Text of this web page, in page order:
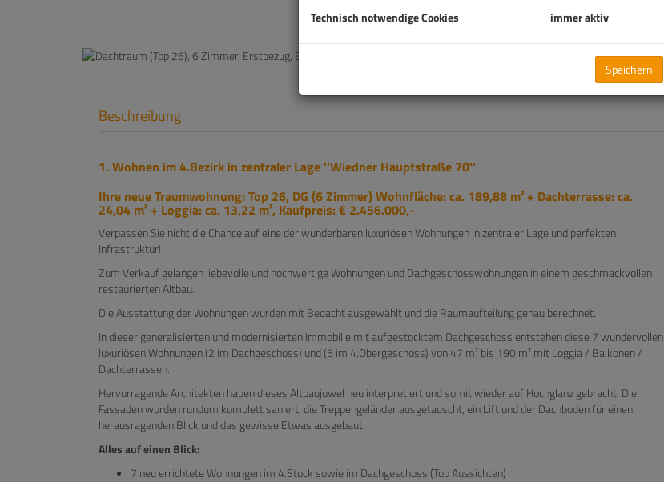
Beschreibung
1. Wohnen im 4.Bezirk in zentraler Lage ''Wiedner Hauptstraße 70''
Ihre neue Traumwohnung: Top 26, DG (6 Zimmer) Wohnfläche: ca. 189,88 m² + Dachterrasse: ca.
24,04 m² + Loggia: ca. 13,22 m², Kaufpreis: € 2.456.000,-
Verpassen Sie nicht die Chance auf eine der wunderbaren luxuriösen Wohnungen in zentraler Lage und perfekten
Infrastruktur!
Zum Verkauf gelangen liebevolle und hochwertige Wohnungen und Dachgeschosswohnungen in einem geschmackvollen
restaurierten Altbau.
Die Ausstattung der Wohnungen wurden mit Bedacht ausgewählt und die Raumaufteilung genau berechnet.
In dieser generalisierten und modernisierten Immobilie mit aufgestocktem Dachgeschoss entstehen diese 7 wundervollen
luxuriösen Wohnungen (2 im Dachgeschoss) und (5 im 4.Obergeschoss) von 47 m² bis 190 m² mit Loggia / Balkonen /
Dachterrassen.
Hervorragende Architekten haben dieses Altbaujuwel neu interpretiert und somit wieder auf Hochglanz gebracht. Die
Fassaden wurden rundum komplett saniert, die Treppengeländer ausgetauscht, ein Lift und der Dachboden für einen
herausragenden Blick und das gewisse Etwas ausgebaut.
Alles auf einen Blick:
7 neu errichtete Wohnungen im 4.Stock sowie im Dachgeschoss (Top Aussichten)
Technisch notwendige Cookies immer aktiv
Speichern